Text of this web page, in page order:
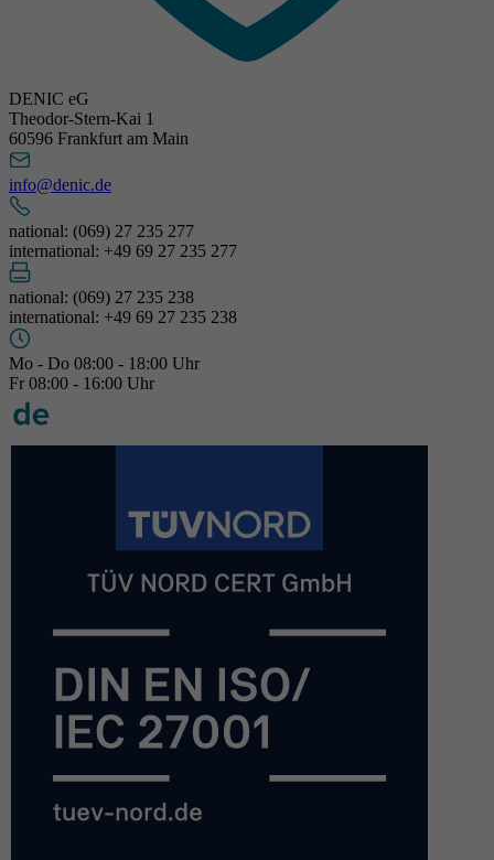
DENIC eG
Theodor-Stern-Kai 1
60596 Frankfurt am Main
info@denic.de
national: (069) 27 235 277
international: +49 69 27 235 277
national: (069) 27 235 238
international: +49 69 27 235 238
Mo - Do 08:00 - 18:00 Uhr
Fr 08:00 - 16:00 Uhr